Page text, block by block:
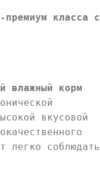
класса с
влажный корм
вкусовой
легко соблюдать